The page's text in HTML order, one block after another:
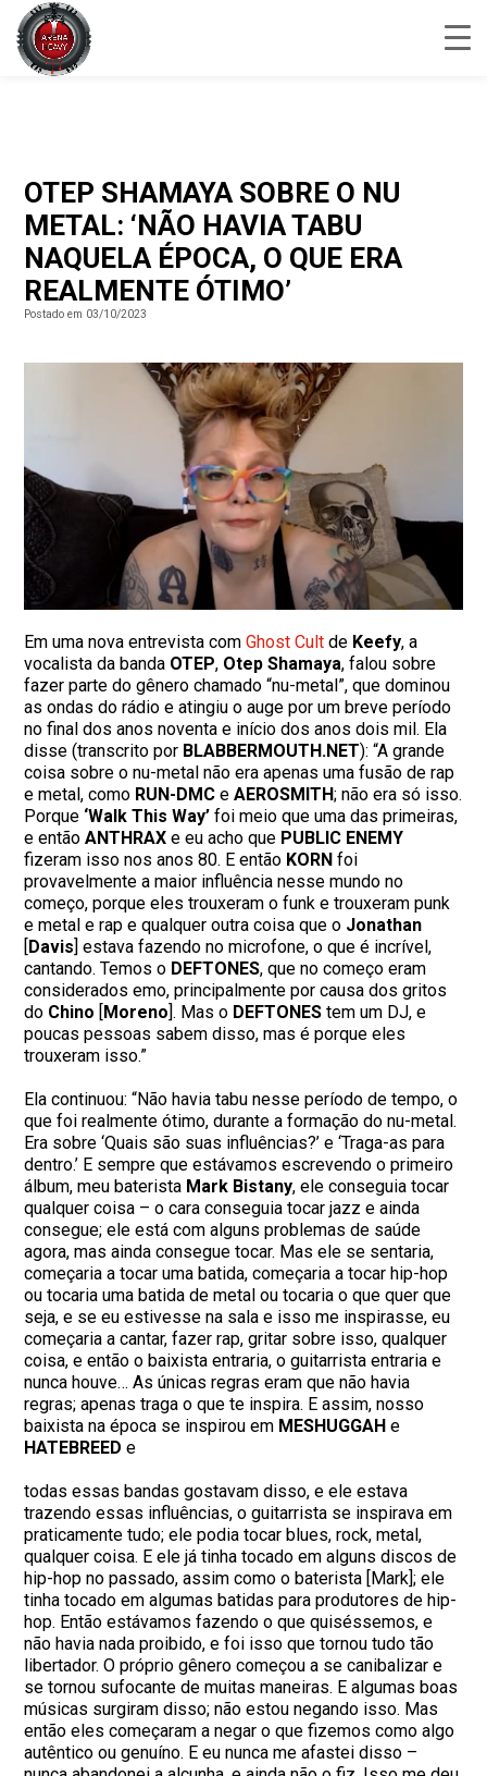
OTEP SHAMAYA SOBRE O NU
METAL: ‘NÃO HAVIA TABU
NAQUELA ÉPOCA, O QUE ERA
REALMENTE ÓTIMO’
Postado em 03/10/2023
Em uma nova entrevista comGhost Cult de Keefy, a
vocalista da banda OTEP, Otep Shamaya, falou sobre
fazer parte do gênero chamado “nu-metal”, que dominou
as ondas do rádio e atingiu o auge por um breve período
no final dos anos noventa e início dos anos dois mil. Ela
disse (transcrito por BLABBERMOUTH.NET): “A grande
coisa sobre o nu-metal não era apenas uma fusão de rap
e metal, como RUN-DMC eAEROSMITH; não era só isso.
Porque ‘Walk This Way’ foi meio que uma das primeiras,
e entãoANTHRAX e eu acho que PUBLIC ENEMY
fizeram isso nos anos 80. E então KORN foi
provavelmente a maior influência nesse mundo no
começo, porque eles trouxeram o funk e trouxeram punk
e metal e rap e qualquer outra coisa que o Jonathan
[Davis] estava fazendo no microfone, o que é incrível,
cantando. Temos o DEFTONES, que no começo eram
considerados emo, principalmente por causa dos gritos
do Chino [Moreno]. Mas o DEFTONES tem um DJ, e
poucas pessoas sabem disso, mas é porque eles
trouxeram isso.”
Ela continuou: “Não havia tabu nesse período de tempo, o
que foi realmente ótimo, durante a formação do nu-metal.
Era sobre ‘Quais são suas influências?’ e ‘Traga-as para
dentro.’ E sempre que estávamos escrevendo o primeiro
álbum, meu baterista Mark Bistany, ele conseguia tocar
qualquer coisa – o cara conseguia tocar jazz e ainda
consegue; ele está com alguns problemas de saúde
agora, mas ainda consegue tocar. Mas ele se sentaria,
começaria a tocar uma batida, começaria a tocar hip-hop
ou tocaria uma batida de metal ou tocaria o que quer que
seja, e se eu estivesse na sala e isso me inspirasse, eu
começaria a cantar, fazer rap, gritar sobre isso, qualquer
coisa, e então o baixista entraria, o guitarrista entraria e
nunca houve… As únicas regras eram que não havia
regras; apenas traga o que te inspira. E assim, nosso
baixista na época se inspirou em MESHUGGAH e
HATEBREED e
todas essas bandas gostavam disso, e ele estava
trazendo essas influências, o guitarrista se inspirava em
praticamente tudo; ele podia tocar blues, rock, metal,
qualquer coisa. E ele já tinha tocado em alguns discos de
hip-hop no passado, assim como o baterista [Mark]; ele
tinha tocado em algumas batidas para produtores de hip-
hop. Então estávamos fazendo o que quiséssemos, e
não havia nada proibido, e foi isso que tornou tudo tão
libertador. O próprio gênero começou a se canibalizar e
se tornou sufocante de muitas maneiras. E algumas boas
músicas surgiram disso; não estou negando isso. Mas
então eles começaram a negar o que fizemos como algo
autêntico ou genuíno. E eu nunca me afastei disso –